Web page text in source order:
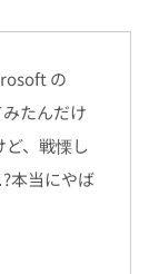
の
たんだけ
、戦慄し
本当にやば